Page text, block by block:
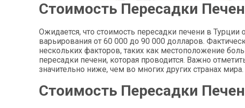
Стоимость Пересадки
Ожидается, что стоимость пересадки печени в Турции
варьирования от 60 000 до 90 000 долларов.
нескольких факторов, таких как местоположение
пересадки печени, которая проводится. Важно
значительно ниже, чем во многих других странах мира.
Стоимость Пересадки